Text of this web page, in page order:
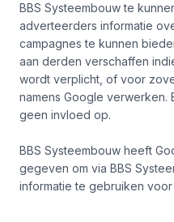
BBS Systeembouw te
adverteerders informatie
campagnes te kunnen
aan derden verschaffen
wordt verplicht, of voor
namens Google verwerken.
geen invloed op.
BBS Systeembouw heeft
gegeven om via BBS
informatie te gebruiken